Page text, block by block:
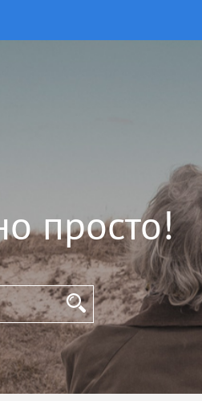
просто!